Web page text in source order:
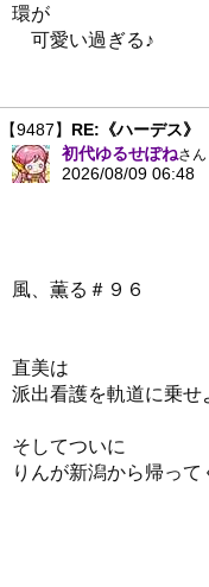
環が
可愛い過ぎる♪
【9487】 RE:《ハーデス》
初代ゆるせぽねさん
2026/08/09 06:48
風、薫る＃９６
直美は
派出看護を軌道に乗せ
そしてついに
りんが新潟から帰っ